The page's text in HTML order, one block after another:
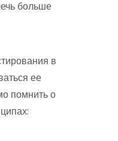
больше
в
ее
помнить о